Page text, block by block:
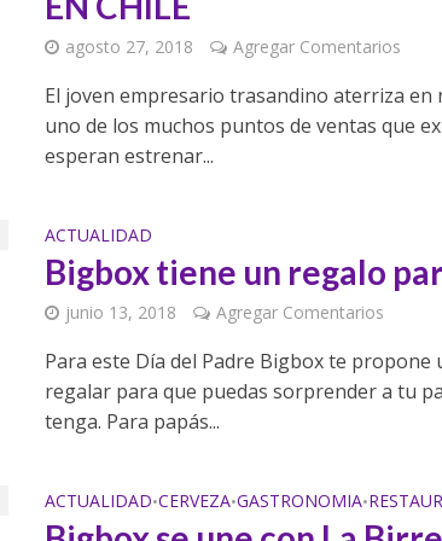
agosto 27, 2018 Agregar Comentarios
El joven empresario trasandino aterriza
uno de los muchos puntos de ventas que
esperan estrenar...
ACTUALIDAD
Bigbox tiene un regalo
junio 13, 2018 Agregar Comentarios
Para este Día del Padre Bigbox te
regalar para que puedas sorprender a tu
tenga. Para papás...
ACTUALIDAD•CERVEZA•GASTRONOMIA•